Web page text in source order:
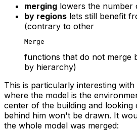
merging lowers the number
by regions lets still benefit
(contrary to other
Merge
functions that do not merge
by hierarchy)
This is particularly interesting with
where the model is the
center of the building and looking
behind him won't be drawn. It
the whole model was merged: